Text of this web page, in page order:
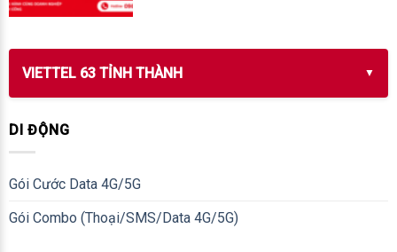
VIETTEL 63 TỈNH THÀNH
DI ĐỘNG
Gói Cước Data 4G/5G
Gói Combo (Thoại/SMS/Data 4G/5G)